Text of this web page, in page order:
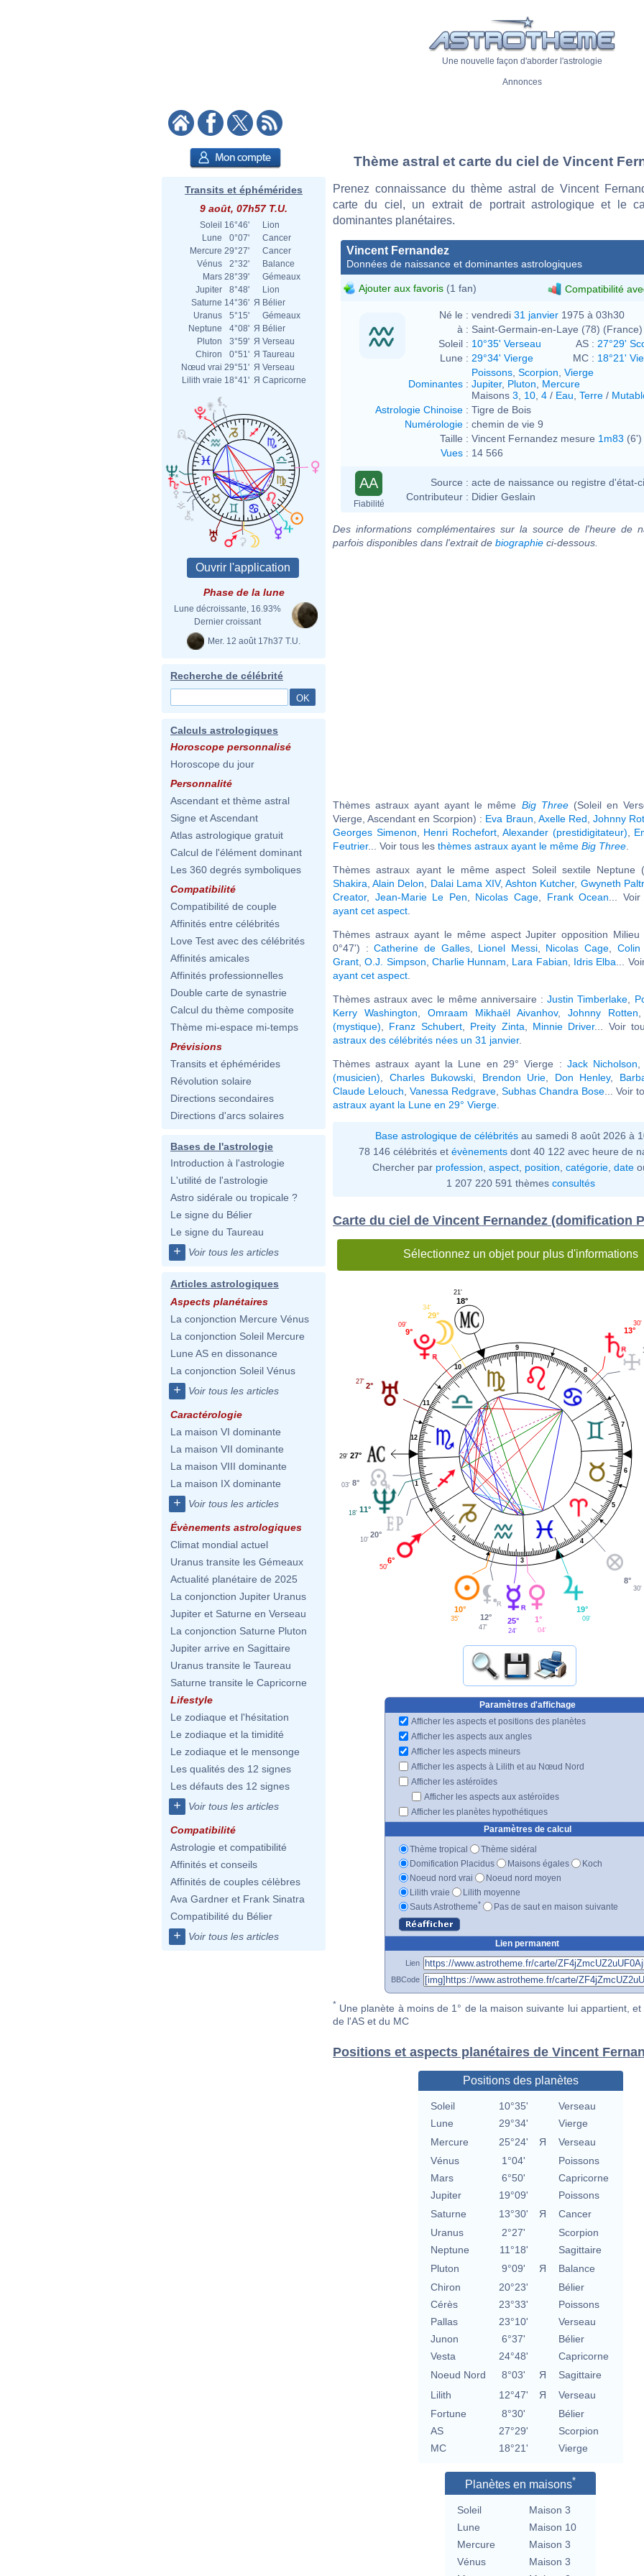
Une nouvelle façon d'aborder l'astrologie
Annonces
Transits et éphémérides
9 août, 07h57 T.U.
Soleil 16°46'
Lion
Lune
0°07'
Cancer
Mercure 29°27'
Cancer
Vénus
2°32'
Balance
Mars 28°39'
Gémeaux
Jupiter
8°48'
Lion
Saturne 14°36' Я Bélier
Uranus
5°15'
Gémeaux
Neptune
4°08' Я Bélier
Pluton
3°59' Я Verseau
Chiron
0°51' Я Taureau
Nœud vrai 29°51' Я Verseau
Lilith vraie 18°41' Я Capricorne
Phase de la lune
Lune décroissante, 16.93%
Dernier croissant
Mer. 12 août 17h37 T.U.
Recherche de célébrité
Calculs astrologiques
Horoscope personnalisé
Horoscope du jour
Personnalité
Ascendant et thème astral
Signe et Ascendant
Atlas astrologique gratuit
Calcul de l'élément dominant
Les 360 degrés symboliques
Compatibilité
Compatibilité de couple
Affinités entre célébrités
Love Test avec des célébrités
Affinités amicales
Affinités professionnelles
Double carte de synastrie
Calcul du thème composite
Thème mi-espace mi-temps
Prévisions
Transits et éphémérides
Révolution solaire
Directions secondaires
Directions d'arcs solaires
Bases de l'astrologie
Introduction à l'astrologie
L'utilité de l'astrologie
Astro sidérale ou tropicale ?
Le signe du Bélier
Le signe du Taureau
+ Voir tous les articles
Articles astrologiques
Aspects planétaires
La conjonction Mercure Vénus
La conjonction Soleil Mercure
Lune AS en dissonance
La conjonction Soleil Vénus
+ Voir tous les articles
Caractérologie
La maison VI dominante
La maison VII dominante
La maison VIII dominante
La maison IX dominante
+ Voir tous les articles
Évènements astrologiques
Climat mondial actuel
Uranus transite les Gémeaux
Actualité planétaire de 2025
La conjonction Jupiter Uranus
Jupiter et Saturne en Verseau
La conjonction Saturne Pluton
Jupiter arrive en Sagittaire
Uranus transite le Taureau
Saturne transite le Capricorne
Lifestyle
Le zodiaque et l'hésitation
Le zodiaque et la timidité
Le zodiaque et le mensonge
Les qualités des 12 signes
Les défauts des 12 signes
+ Voir tous les articles
Compatibilité
Astrologie et compatibilité
Affinités et conseils
Affinités de couples célèbres
Ava Gardner et Frank Sinatra
Compatibilité du Bélier
+ Voir tous les articles
Thème astral et carte du ciel de Vincent
Prenez connaissance du thème astral de Vincent
carte du ciel, un extrait de portrait astrologique et le
dominantes planétaires.
Vincent Fernandez
Données de naissance et dominantes astrologiques
Ajouter aux favoris (1 fan) Compatibilité
Né le : vendredi 31 janvier 1975 à 03h30
à : Saint-Germain-en-Laye (78) (France)
Soleil : 10°35' Verseau AS : 27°29'
Lune : 29°34' Vierge MC : 18°21'
Dominantes :
Poissons Scorpion Vierge
Jupiter, Pluton
Mercure
Maisons 3 10 4 / Eau Terre /
Astrologie Chinoise : Tigre de Bois
Numérologie : chemin de vie 9
Taille : Vincent Fernandez mesure 1m83 (6')
Vues : 14 566
AA
Fiabilité
Source : acte de naissance ou registre d'état-
Contributeur : Didier Geslain
Des informations complémentaires sur la source de l'heure de
parfois disponibles dans l'extrait de biographie ci-dessous.
Thèmes astraux ayant ayant le même Big Three(Soleil en
Vierge, Ascendant en Scorpion) : Eva Braun Axelle Red Johnny
Georges Simenon
Henri Rochefort, Alexander (prestidigitateur)
Feutrier... Voir tous les thèmes astraux ayant le même Big Three
Thèmes astraux ayant le même aspect Soleil sextile Neptune
Shakira ,Alain Delon Dalai Lama XIV,Ashton Kutcher, Gwyneth
Creator, Jean-Marie Le Pen Nicolas Cage Frank Ocean ...
ayant cet aspect
Thèmes astraux ayant le même aspect Jupiter opposition
0°47') :Catherine de Galles, Lionel Messi, Nicolas Cage Colin
Grant ,O.J. Simpson Charlie Hunnam Lara Fabian Idris Elba ...
ayant cet aspect
Thèmes astraux avec le même anniversaire :Justin Timberlake
Kerry Washington
Omraam Mikhaël Aivanhov, Johnny Rotten
(mystique)
Franz Schubert, Preity Zinta Minnie Driver... Voir
astraux des célébrités nées un 31 janvier.
Thèmes astraux ayant la Lune en 29° Vierge : Jack Nicholson
(musicien)
Charles Bukowski Brendon Urie Don Henley,
Claude Lelouch Vanessa Redgrave Subhas Chandra Bose ... Voir
astraux ayant la Lune en 29° Vierge
Base astrologique de célébritésau samedi 8 août 2026 à
78 146 célébrités et évènements dont 40 122 avec heure de
Chercher par profession aspect position catégorie date
1 207 220 591 thèmes consultés
Carte du ciel de Vincent Fernandez (domification
Sélectionnez un objet pour plus d'informations
1
2
3
4
5
6
7
8
9
10
11
12
13°
30'
18°
21'
29°
34'
9°
09'
2°
27'
27°
29'
8°
03'
11°
18'
20°
10'
6°
50'
10°
35' 12°
47'
25°
24'
1°
04'
19°
09'
8°
30'
Paramètres d'affichage
Afficher les aspects et positions des planètes
Afficher les aspects aux angles
Afficher les aspects mineurs
Afficher les aspects à Lilith et au Nœud Nord
Afficher les astéroïdes
Afficher les aspects aux astéroïdes
Afficher les planètes hypothétiques
Paramètres de calcul
Thème tropical
Thème sidéral
Domification Placidus
Maisons égales
Koch
Noeud nord vrai
Noeud nord moyen
Lilith vraie
Lilith moyenne
Sauts Astrotheme* Pas de saut en maison suivante
Lien permanent
Lien
BBCode
* Une planète à moins de 1° de la maison suivante lui appartient, et
de l'AS et du MC
Positions et aspects planétaires de Vincent
Positions des planètes
Soleil 10°35'
Verseau
Lune
29°34'
Vierge
Mercure
25°24' Я
Verseau
Vénus
1°04'
Poissons
Mars
6°50'
Capricorne
Jupiter
19°09'
Poissons
Saturne
13°30' Я
Cancer
Uranus
2°27'
Scorpion
Neptune
11°18'
Sagittaire
Pluton
9°09' Я
Balance
Chiron
20°23'
Bélier
Cérès
23°33'
Poissons
Pallas
23°10'
Verseau
Junon
6°37'
Bélier
Vesta
24°48'
Capricorne
Noeud Nord
8°03' Я
Sagittaire
Lilith
12°47' Я
Verseau
Fortune
8°30'
Bélier
AS
27°29'
Scorpion
MC
18°21' Vierge
Planètes en maisons*
Soleil
Maison 3
Lune
Maison 10
Mercure
Maison 3
Vénus
Maison 3